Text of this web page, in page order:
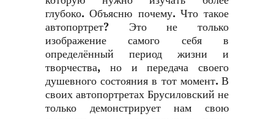
глубоко. Объясню почему. Что такое
автопортрет? Это не только
изображение самого себя в
определённый период жизни и
творчества, но и передача своего
душевного состояния в тот момент. В
своих автопортретах Брусиловский не
только демонстрирует нам свою